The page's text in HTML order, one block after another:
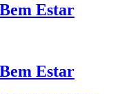
Estar
Estar